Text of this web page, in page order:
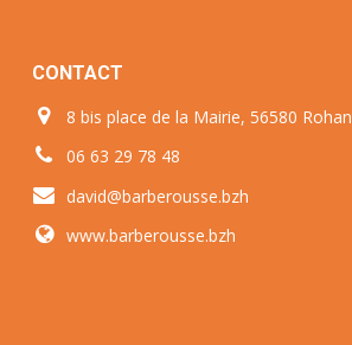
CONTACT
8 bis place de la Mairie, 56580 Rohan
06 63 29 78 48
david@barberousse.bzh
www.barberousse.bzh